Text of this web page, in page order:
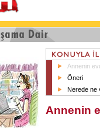
Annenin
Öneri
Nerede ne
Annenin